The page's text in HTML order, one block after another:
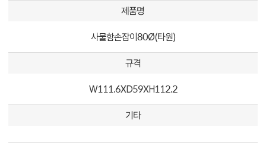
제품명
사물함손잡이80Ø(타원)
규격
W111.6XD59XH112.2
기타